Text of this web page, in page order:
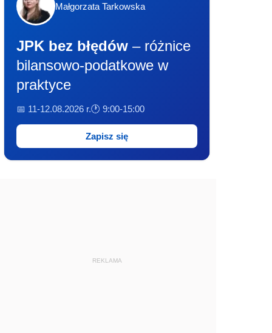
Małgorzata Tarkowska
JPK bez błędów – różnice
bilansowo-podatkowe w
praktyce
📅 11-12.08.2026 r.🕐 9:00-15:00
Zapisz się
REKLAMA